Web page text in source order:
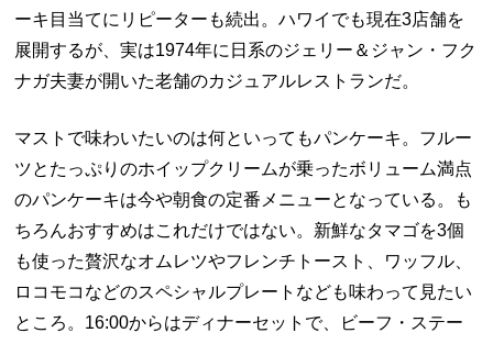
ーキ目当てにリピーターも続出。ハワイでも現在3店舗を
展開するが、実は1974年に日系のジェリー＆ジャン・フク
ナガ夫妻が開いた老舗のカジュアルレストランだ。
マストで味わいたいのは何といってもパンケーキ。フルー
ツとたっぷりのホイップクリームが乗ったボリューム満点
のパンケーキは今や朝食の定番メニューとなっている。も
ちろんおすすめはこれだけではない。新鮮なタマゴを3個
も使った贅沢なオムレツやフレンチトースト、ワッフル、
ロコモコなどのスペシャルプレートなども味わって見たい
ところ。 16:00からはディナーセットで、ビーフ・ステー